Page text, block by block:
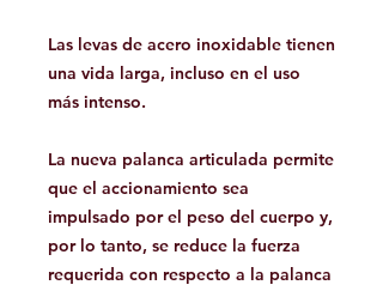
Las levas de acero inoxidable tienen
una vida larga, incluso en el uso
más intenso.
La nueva palanca articulada permite
que el accionamiento sea
impulsado por el peso del cuerpo y,
por lo tanto, se reduce la fuerza
requerida con respecto a la palanca